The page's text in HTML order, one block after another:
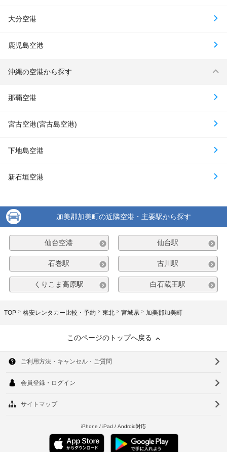
大分空港
鹿児島空港
沖縄の空港から探す
那覇空港
宮古空港(宮古島空港)
下地島空港
新石垣空港
加美郡加美町の近隣空港・主要駅から探す
仙台空港 仙台駅
石巻駅 古川駅
くりこま高原駅 白石蔵王駅
TOP 格安レンタカー比較・予約 東北 宮城県 加美郡加美町
このページのトップへ戻る